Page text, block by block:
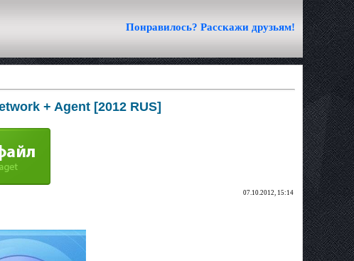
Понравилось? Расскажи друзьям!
+ Agent [2012 RUS]
07.10.2012, 15:14